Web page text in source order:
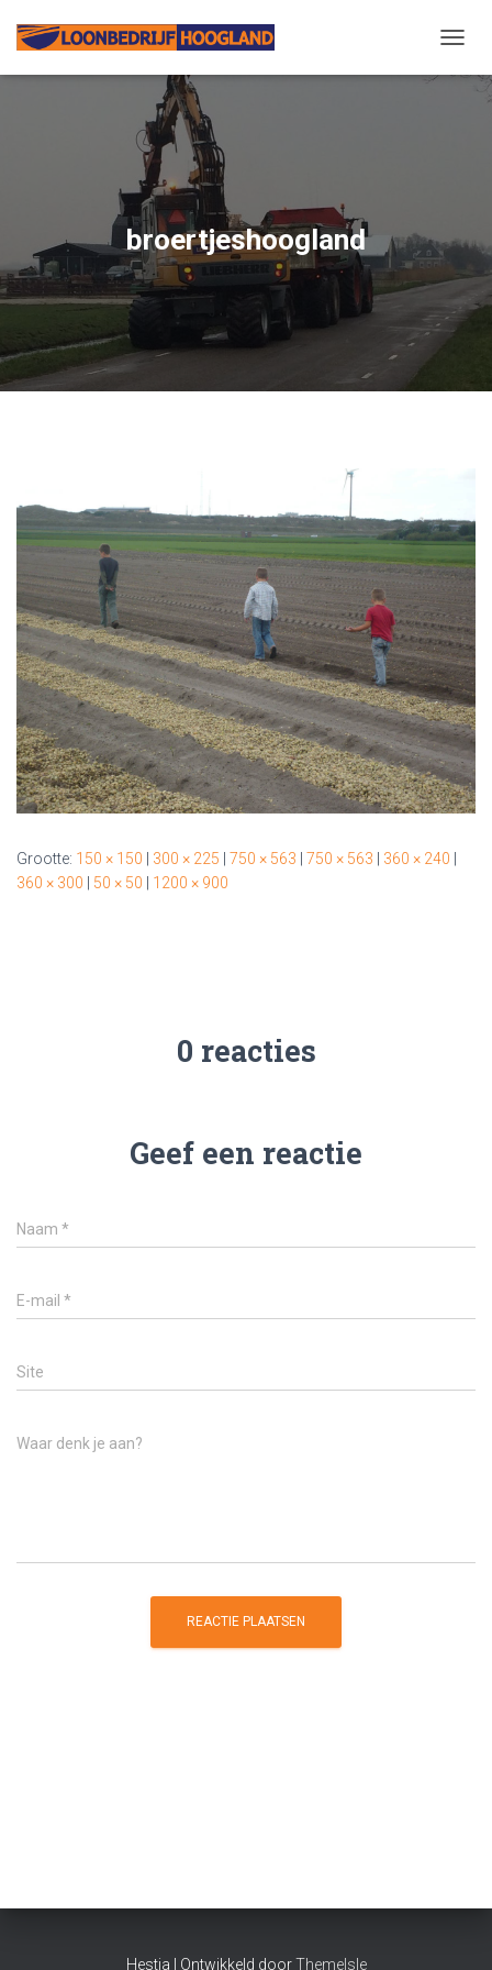
A
W
S
E
N
broertjeshoogland
Grootte: 150 × 150 | 300 × 225 | 750 × 563 | 750 × 563 | 360 × 240 |
360 × 300 | 50 × 50 | 1200 × 900
0 reacties
Geef een reactie
Naam *
E-mail *
Site
Waar denk je aan?
Hestia | Ontwikkeld doorThemeIsle